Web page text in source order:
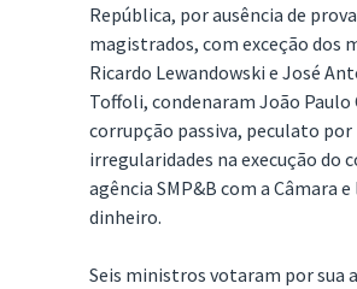
República, por ausência de
magistrados, com exceção dos
Ricardo Lewandowski e José
Toffoli, condenaram João Paulo
corrupção passiva, peculato por
irregularidades na execução do
agência SMP&B com a Câmara
dinheiro.
Seis ministros votaram por sua